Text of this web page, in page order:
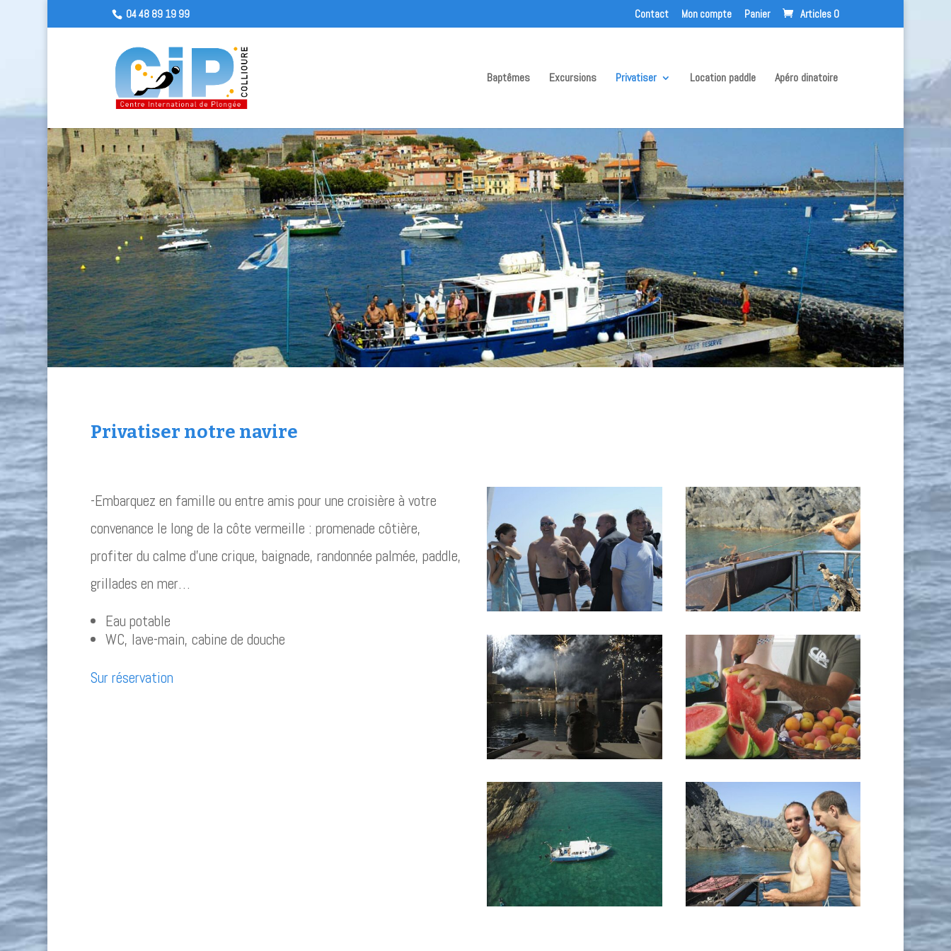
04 48 89 19 99 Contact Mon compte Panier Articles 0
Baptêmes Excursions Privatiser Location paddle Apéro dinatoire
Privatiser notre navire
-Embarquez en famille ou entre amis pour une croisière à votre
convenance le long de la côte vermeille : promenade côtière,
profiter du calme d’une crique, baignade, randonnée palmée, paddle,
grillades en mer…
Eau potable
WC, lave-main, cabine de douche
Sur réservation